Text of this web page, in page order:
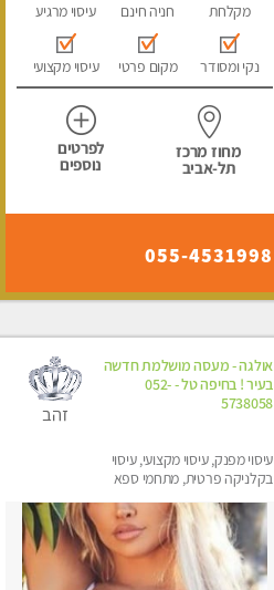
מקלחת חניה חינם עיסוי מרגיע
נקי ומסודר מקום פרטי עיסוי מקצועי
מחוז מרכז
תל-אביב
לפרטים
נוספים
055-4531998
אולגה - מעסה מושלמת חדשה
בעיר ! בחיפה טל - 052-
5738058
עיסוי מפנק, עיסוי מקצועי, עיסוי
בקלניקה פרטית, מתחמי ספא
הבית, עיסוי טנטרה
זהב